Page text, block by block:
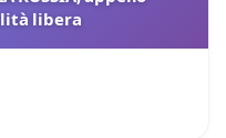
libera